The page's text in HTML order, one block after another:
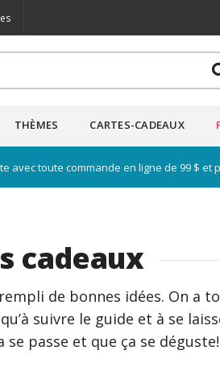
THÈMES CARTES-CADEAUX
avec toute commande en ligne de 99 $ et
cadeaux
de bonnes idées. On a
suivre le guide et à se
se passe et que ça se déguste!